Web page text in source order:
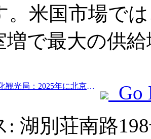
。米国市場で
増で最大の供
Prev:北京市文化観光局：2025年に北京市を訪れた観光客は548万人で、前年比39％増加した。
Go
: 湖別荘南路